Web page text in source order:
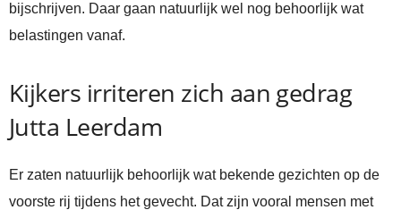
bijschrijven. Daar gaan natuurlijk wel nog behoorlijk wat
belastingen vanaf.
Kijkers irriteren zich aan gedrag
Jutta Leerdam
Er zaten natuurlijk behoorlijk wat bekende gezichten op de
voorste rij tijdens het gevecht. Dat zijn vooral mensen met